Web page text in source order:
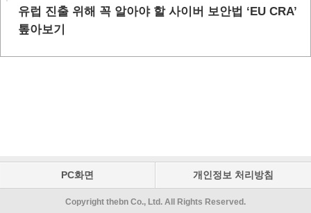
유럽 진출 위해 꼭 알아야 할 사이버 보안법 ‘EU CRA’
톺아보기
PC화면 개인정보 처리방침
Copyright thebn Co., Ltd. All Rights Reserved.